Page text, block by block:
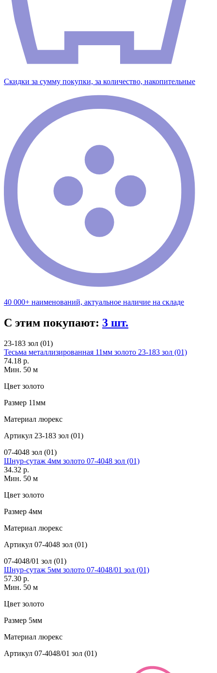
Скидки за сумму покупки, за количество, накопительные
40 000+ наименований, актуальное наличие на складе
С этим покупают: 3 шт.
23-183 зол (01)
Тесьма металлизированная 11мм золото 23-183 зол (01)
74.18 р.
Мин. 50 м
Цвет золото
Размер 11мм
Материал люрекс
Артикул 23-183 зол (01)
07-4048 зол (01)
Шнур-сутаж 4мм золото 07-4048 зол (01)
34.32 р.
Мин. 50 м
Цвет золото
Размер 4мм
Материал люрекс
Артикул 07-4048 зол (01)
07-4048/01 зол (01)
Шнур-сутаж 5мм золото 07-4048/01 зол (01)
57.30 р.
Мин. 50 м
Цвет золото
Размер 5мм
Материал люрекс
Артикул 07-4048/01 зол (01)